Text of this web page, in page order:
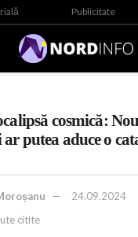
Publicitate
cosmică:
putea aduce o
24.09.2024
citite